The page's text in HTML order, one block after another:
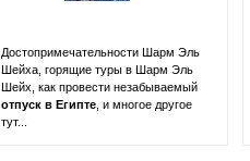
Достопримечательности Шарм Эль
Шейха, горящие туры в Шарм Эль
Шейх, как провести незабываемый
отпуск в Египте , и многое другое
тут...